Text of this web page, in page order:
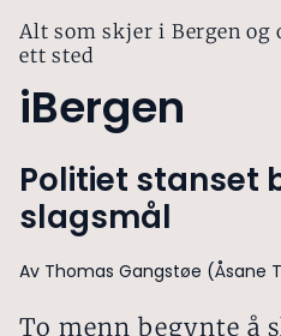
Alt som skjer i Bergen og
ett sted
iBergen
Politiet stanset
slagsmål
Av Thomas Gangstøe (Åsane
To menn begynte å